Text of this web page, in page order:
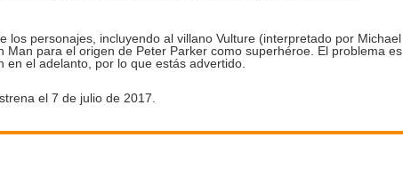
los personajes, incluyendo al villano Vulture (interpretado por Michael
Man para el origen de Peter Parker como superhéroe. El problema es
en el adelanto, por lo que estás advertido.
el 7 de julio de 2017.